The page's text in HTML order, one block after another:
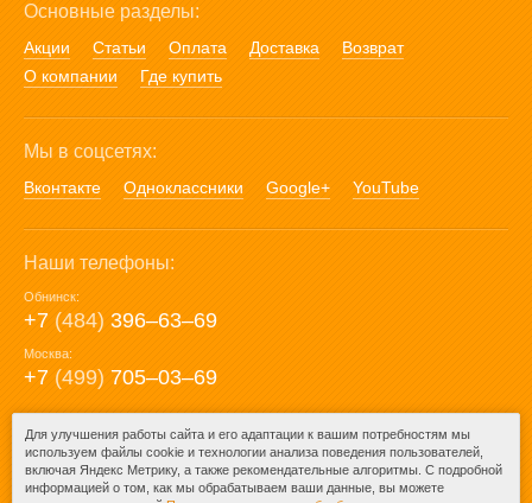
Основные разделы:
Акции Статьи Оплата Доставка
Возврат
О компании
Где купить
Мы в соцсетях:
Вконтакте Одноклассники Google+ YouTube
Наши телефоны:
Обнинск:
+7 (484) 396‒63‒69
Москва:
+7 (499) 705‒03‒69
E-mail:
mail@posuda40.ru
Для улучшения работы сайта и его адаптации к вашим потребностям мы
используем файлы cookie и технологии анализа поведения пользователей,
включая Яндекс Метрику, а также рекомендательные алгоритмы. С подробной
информацией о том, как мы обрабатываем ваши данные, вы можете